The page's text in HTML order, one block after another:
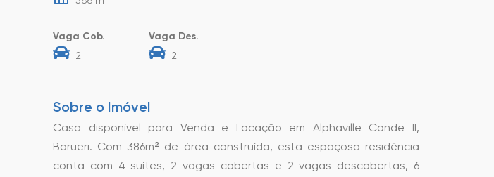
Vaga Cob.
2
Vaga Des.
2
Sobre o Imóvel
Casa disponível para Venda e Locação em Alphaville Conde II,
Barueri. Com 386m² de área construída, esta espaçosa residência
conta com 4 suítes, 2 vagas cobertas e 2 vagas descobertas, 6